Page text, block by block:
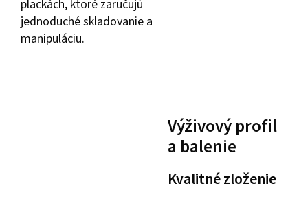
plackách, ktoré zaručujú
jednoduché skladovanie a
manipuláciu.
Výživový profil
a balenie
Kvalitné zloženie